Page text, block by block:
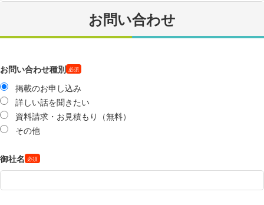
お問い合わせ
お問い合わせ種別
掲載のお申し込み
詳しい話を聞きたい
資料請求・お見積もり（無料）
その他
御社名